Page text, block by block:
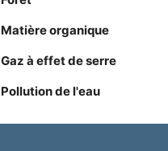
Matière organique
Gaz à effet de serre
Pollution de l'eau